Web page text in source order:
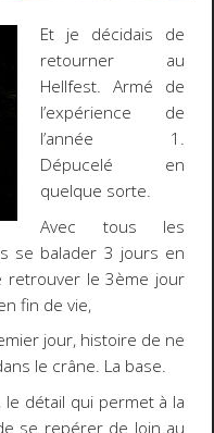
Et je décidais de
retourner au
Hellfest. Armé de
l’expérience de
l’année 1.
Dépucelé en
quelque sorte.
Avec tous les
se balader 3 jours en
retrouver le 3ème jour
fin de vie,
jour, histoire de ne
le crâne. La base.
le détail qui permet à la
se repérer de loin au